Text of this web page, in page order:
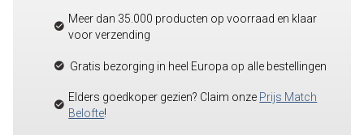
Meer dan 35.000 producten op voorraad en klaar
voor verzending
Gratis bezorging in heel Europa op alle bestellingen
Elders goedkoper gezien? Claim onze Prijs Match
Belofte!